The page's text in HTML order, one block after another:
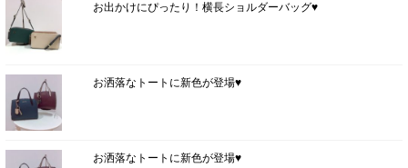
お出かけにぴったり！横長ショルダーバッグ♥
お洒落なトートに新色が登場♥
お洒落なトートに新色が登場♥